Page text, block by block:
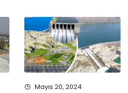
Mayıs 20, 2024